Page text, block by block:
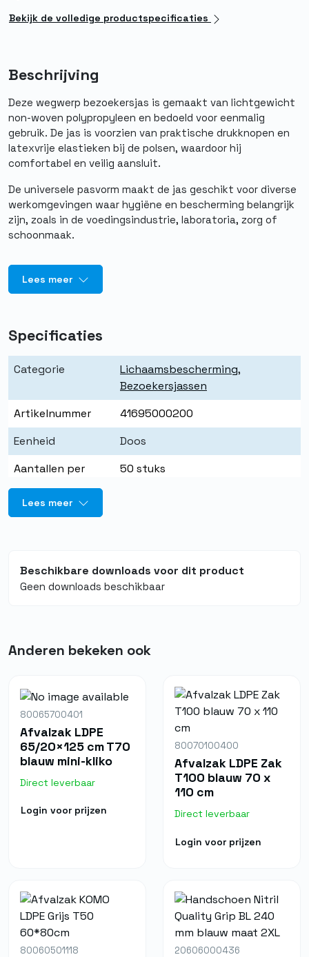
Bekijk de volledige productspecificaties
Beschrijving
Deze wegwerp bezoekersjas is gemaakt van lichtgewicht
non-woven polypropyleen en bedoeld voor eenmalig
gebruik. De jas is voorzien van praktische drukknopen en
latexvrije elastieken bij de polsen, waardoor hij
comfortabel en veilig aansluit.
De universele pasvorm maakt de jas geschikt voor diverse
werkomgevingen waar hygiëne en bescherming belangrijk
zijn, zoals in de voedingsindustrie, laboratoria, zorg of
schoonmaak.
Lees meer
Specificaties
Categorie Lichaamsbescherming,
Bezoekersjassen
Artikelnummer
41695000200
Eenheid
Doos
Aantallen per
eenheid
50 stuks
Lees meer
Beschikbare downloads voor dit product
Geen downloads beschikbaar
Anderen bekeken ook
80065700401
Afvalzak LDPE
65/20×125 cm T70
blauw mini-kliko
Direct leverbaar
Login voor prijzen
80070100400
Afvalzak LDPE Zak
T100 blauw 70 x
110 cm
Direct leverbaar
Login voor prijzen
80060501118 20606000436